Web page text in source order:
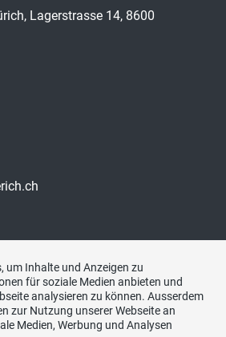
Lagerstrasse 14, 8600
um Inhalte und Anzeigen zu
für soziale Medien anbieten und
analysieren zu können. Ausserdem
zur Nutzung unserer Webseite an
Medien, Werbung und Analysen